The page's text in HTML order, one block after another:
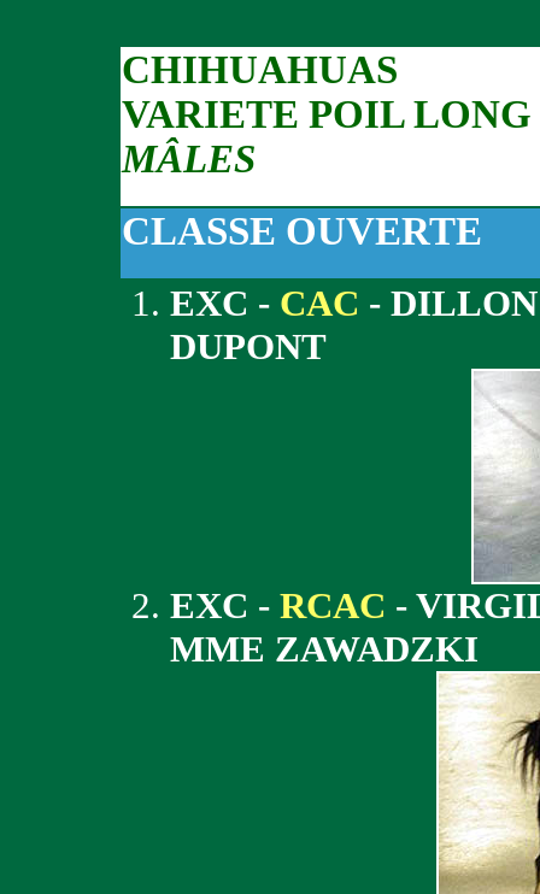
CHIHUAHUAS
VARIETE POIL LONG
MÂLES
CLASSE OUVERTE
EXC - CAC -
DUPONT
EXC - RCAC -
MME ZAWADZKI